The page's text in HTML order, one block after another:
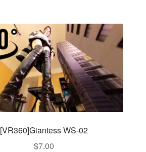
[VR360]Giantess WS-02
$7.00